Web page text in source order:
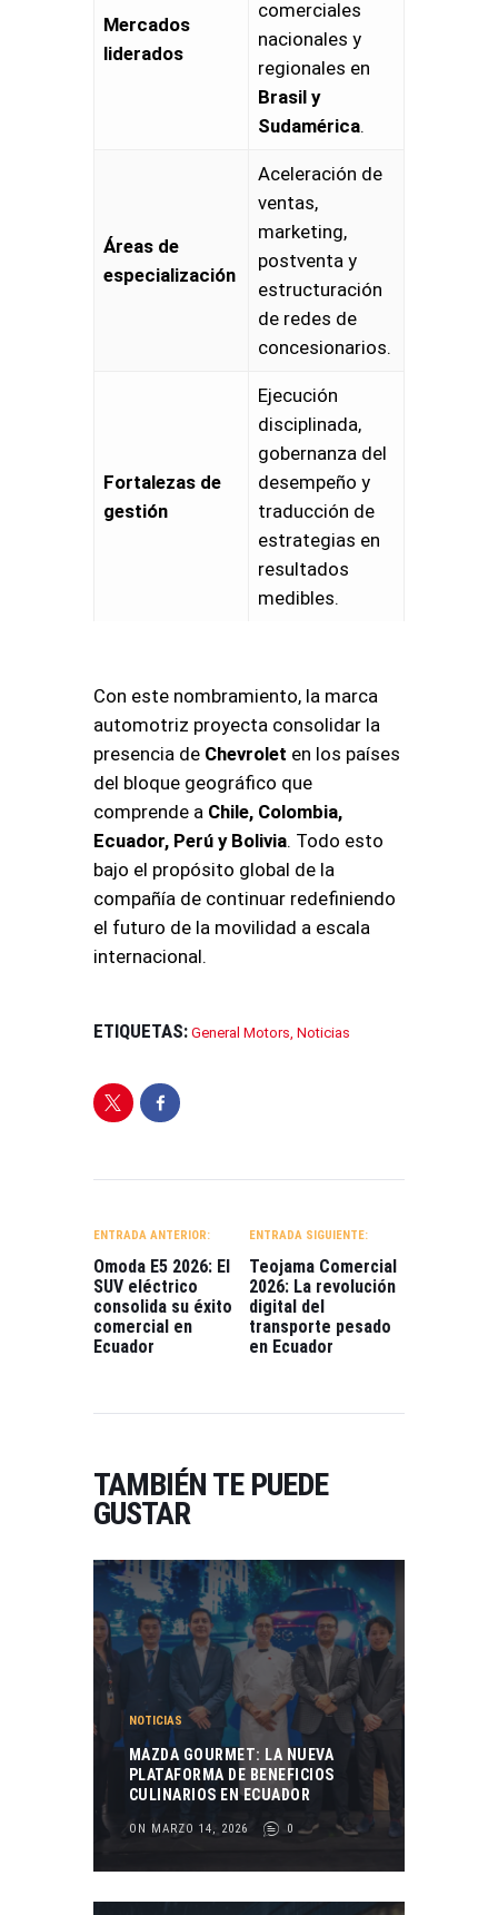
Mercados
liderados
comerciales
nacionales y
regionales en
Brasil y
Sudamérica.
Áreas de
especialización
Aceleración de
ventas,
marketing,
postventa y
estructuración
de redes de
concesionarios.
Fortalezas de
gestión
Ejecución
disciplinada,
gobernanza del
desempeño y
traducción de
estrategias en
resultados
medibles.
Con este nombramiento, la marca
automotriz proyecta consolidar la
presencia de Chevrolet en los países
del bloque geográfico que
comprende a Chile, Colombia,
Ecuador, Perú y Bolivia. Todo esto
bajo el propósito global de la
compañía de continuar redefiniendo
el futuro de la movilidad a escala
internacional.
ETIQUETAS: General Motors, Noticias
ENTRADAS
ENTRADA ANTERIOR:
Omoda E5 2026: El
SUV eléctrico
consolida su éxito
comercial en
Ecuador
ENTRADA SIGUIENTE:
Teojama Comercial
2026: La revolución
digital del
transporte pesado
en Ecuador
TAMBIÉN TE PUEDE
GUSTAR
NOTICIAS
MAZDA GOURMET: LA NUEVA
PLATAFORMA DE BENEFICIOS
CULINARIOS EN ECUADOR
ON MARZO 14, 2026 0